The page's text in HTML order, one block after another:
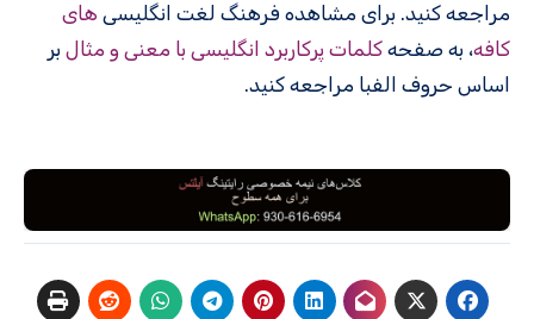
مراجعه کنید. برای مشاهده فرهنگ لغت انگلیسی های
کافه، به صفحه کلمات پرکاربرد انگلیسی با معنی و مثال بر
اساس حروف الفبا مراجعه کنید.